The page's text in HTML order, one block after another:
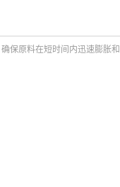
保原料在短时间内迅速膨胀